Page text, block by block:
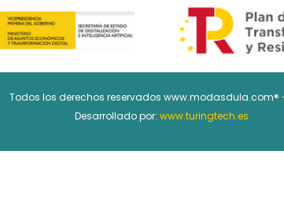
Todos los derechos reservados www.modasdula.com®
Desarrollado por: www.turingtech.es